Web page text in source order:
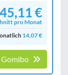
45,11 €
pro Monat
14,07 €
Gomibo